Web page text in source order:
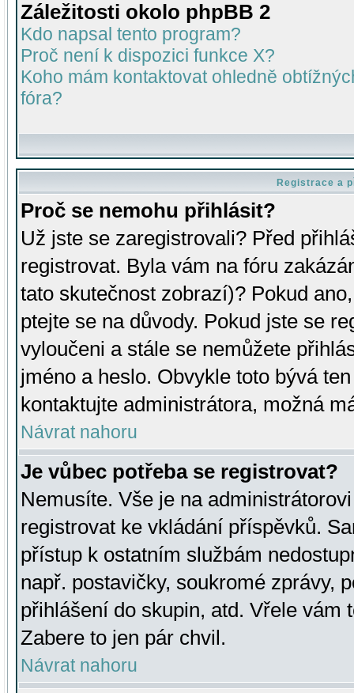
Záležitosti okolo phpBB 2
Kdo napsal tento program?
Proč není k dispozici funkce X?
Koho mám kontaktovat ohledně
fóra?
Registrace a
Proč se nemohu přihlásit?
Už jste se zaregistrovali? Před
registrovat. Byla vám na fóru
tato skutečnost zobrazí)? Pokud
ptejte se na důvody. Pokud jste se
vyloučeni a stále se nemůžete
jméno a heslo. Obvykle toto bývá
kontaktujte administrátora, možná
Návrat nahoru
Je vůbec potřeba se registrovat?
Nemusíte. Vše je na
registrovat ke vkládání příspěvků.
přístup k ostatním službám
např. postavičky, soukromé zprávy,
přihlášení do skupin, atd. Vřele vám
Zabere to jen pár chvil.
Návrat nahoru